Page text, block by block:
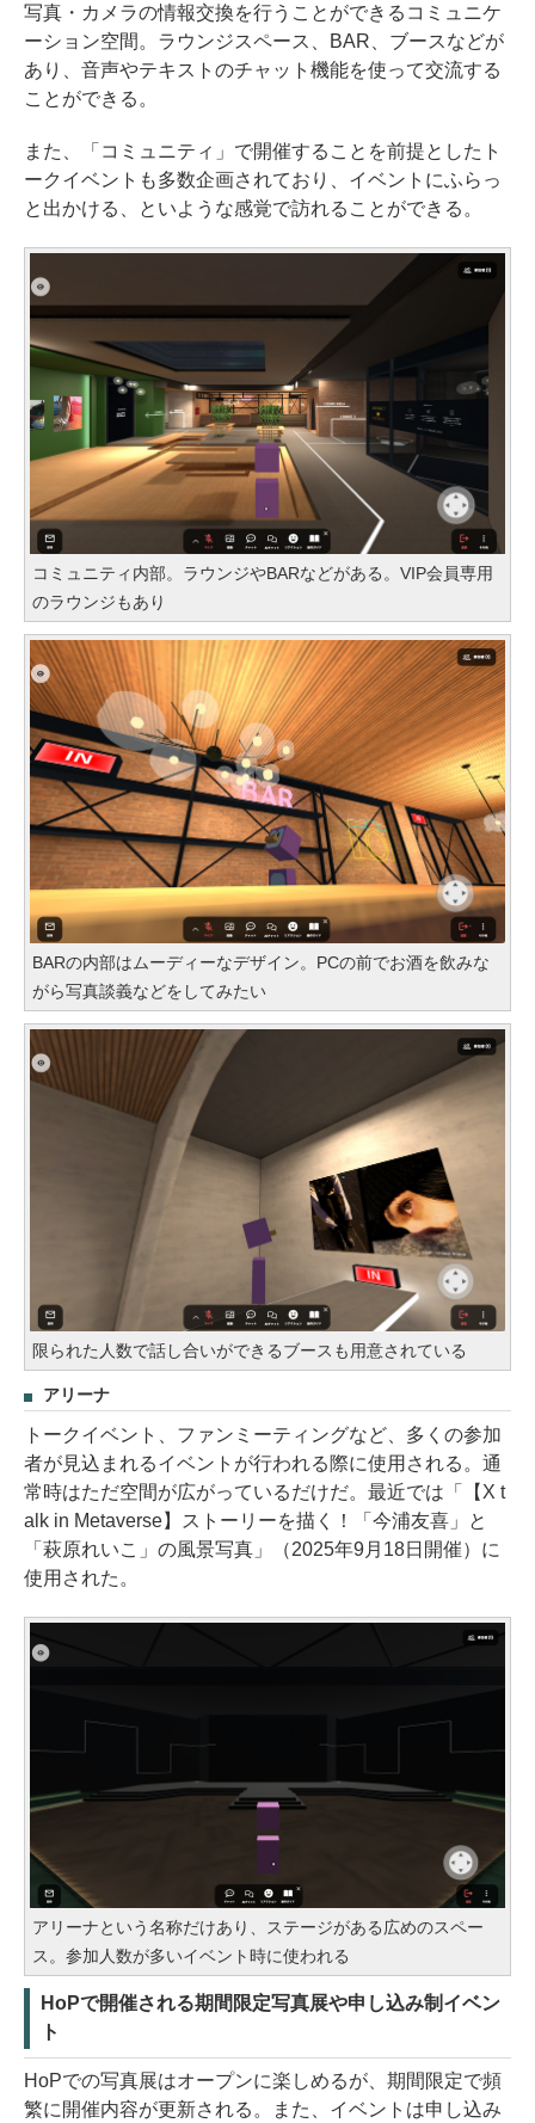
写真・カメラの情報交換を行うことができるコミュニケ
ーション空間。ラウンジスペース、BAR、ブースなどが
あり、音声やテキストのチャット機能を使って交流する
ことができる。
また、「コミュニティ」で開催することを前提としたト
ークイベントも多数企画されており、イベントにふらっ
と出かける、といような感覚で訪れることができる。
コミュニティ内部。ラウンジやBARなどがある。VIP会員専用
のラウンジもあり
BARの内部はムーディーなデザイン。PCの前でお酒を飲みな
がら写真談義などをしてみたい
限られた人数で話し合いができるブースも用意されている
アリーナ
トークイベント、ファンミーティングなど、多くの参加
者が見込まれるイベントが行われる際に使用される。通
常時はただ空間が広がっているだけだ。最近では「【X t
alk in Metaverse】ストーリーを描く！「今浦友喜」と
「萩原れいこ」の風景写真」（2025年9月18日開催）に
使用された。
アリーナという名称だけあり、ステージがある広めのスペー
ス。参加人数が多いイベント時に使われる
HoPで開催される期間限定写真展や申し込み制イベン
ト
HoPでの写真展はオープンに楽しめるが、期間限定で頻
繁に開催内容が更新される。また、イベントは申し込み